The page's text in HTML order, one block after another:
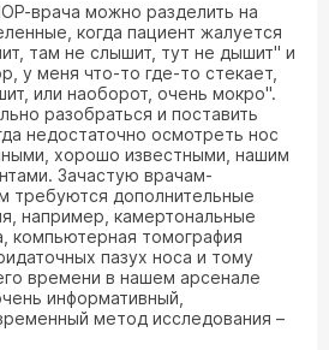
врача можно разделить на
когда пациент жалуется
там не слышит, тут не дышит" и
у меня что-то где-то стекает,
или наоборот, очень мокро".
разобраться и поставить
недостаточно осмотреть нос
хорошо известными, нашим
Зачастую врачам-
требуются дополнительные
например, камертональные
компьютерная томография
пазух носа и тому
времени в нашем арсенале
информативный,
метод исследования –